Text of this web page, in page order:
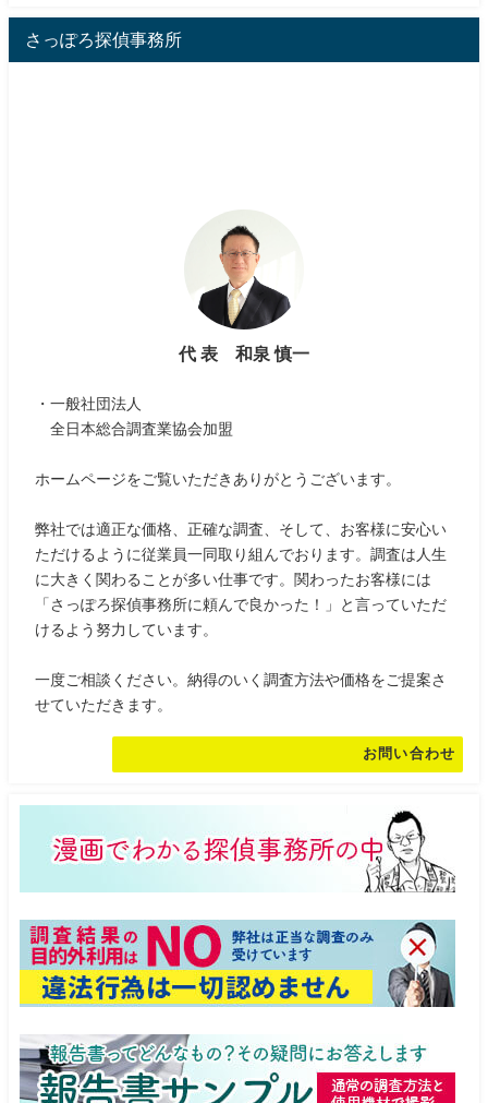
さっぽろ探偵事務所
代 表 和泉 慎一
・一般社団法人
全日本総合調査業協会加盟
ホームページをご覧いただきありがとうございます。
弊社では適正な価格、正確な調査、そして、お客様に安心い
ただけるように従業員一同取り組んでおります。調査は人生
に大きく関わることが多い仕事です。関わったお客様には
「さっぽろ探偵事務所に頼んで良かった！」と言っていただ
けるよう努力しています。
一度ご相談ください。納得のいく調査方法や価格をご提案さ
せていただきます。
お問い合わせ